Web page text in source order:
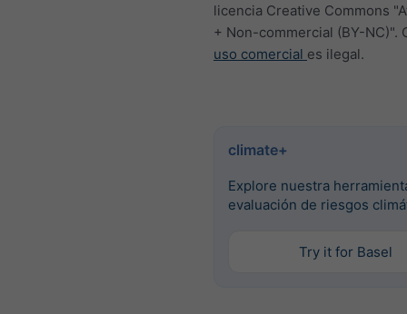
licencia Creative Commons
+ Non-commercial (BY-NC)".
uso comercial es ilegal.
climate+
Explore nuestra
evaluación de riesgos
Try it for Basel